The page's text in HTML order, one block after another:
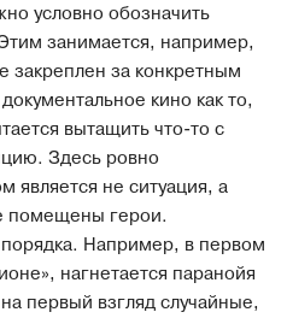
условно обозначить
занимается, например,
закреплен за конкретным
кино как то,
вытащить что-то с
Здесь ровно
является не ситуация, а
помещены герои.
порядка. Например, в первом
нагнетается паранойя
первый взгляд случайные,